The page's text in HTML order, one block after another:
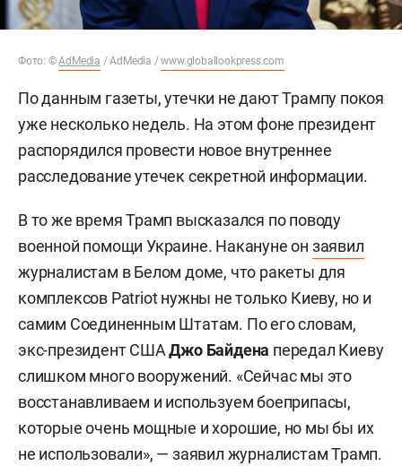
Фото: ©AdMedia / AdMedia /www.globallookpress.com
По данным газеты, утечки не дают Трампу покоя
уже несколько недель. На этом фоне президент
распорядился провести новое внутреннее
расследование утечек секретной информации.
В то же время Трамп высказался по поводу
военной помощи Украине. Накануне он заявил
журналистам в Белом доме, что ракеты для
комплексов Patriot нужны не только Киеву, но и
самим Соединенным Штатам. По его словам,
экс-президент СШАДжо Байдена передал Киеву
слишком много вооружений. «Сейчас мы это
восстанавливаем и используем боеприпасы,
которые очень мощные и хорошие, но мы бы их
не использовали», — заявил журналистам Трамп.